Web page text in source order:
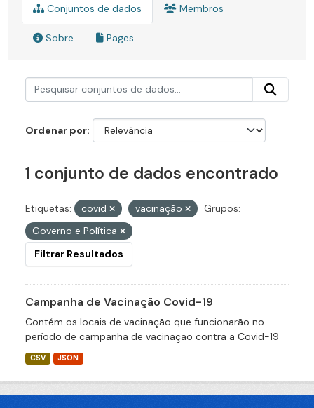
Conjuntos de dados Membros
Sobre Pages
Ordenar por
1 conjunto de dados encontrado
Etiquetas: covid vacinação
Grupos:
Governo e Política
Filtrar Resultados
Campanha de Vacinação Covid-19
Contém os locais de vacinação que funcionarão no
período de campanha de vacinação contra a Covid-19
CSV JSON